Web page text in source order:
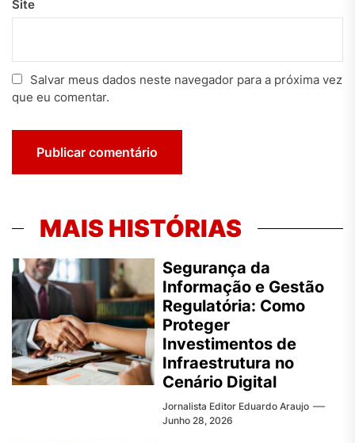
Site
Salvar meus dados neste navegador para a próxima vez
que eu comentar.
MAIS HISTÓRIAS
Segurança da
Informação e Gestão
Regulatória: Como
Proteger
Investimentos de
Infraestrutura no
Cenário Digital
Jornalista Editor Eduardo Araujo
Junho 28, 2026